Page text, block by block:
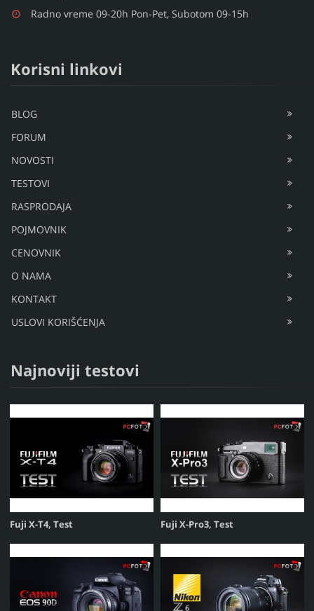
Radno vreme 09-20h Pon-Pet, Subotom 09-15h
Korisni linkovi
BLOG
FORUM
NOVOSTI
TESTOVI
RASPRODAJA
POJMOVNIK
CENOVNIK
O NAMA
KONTAKT
USLOVI KORIŠĆENJA
Najnoviji testovi
Fuji X-T4, Test Fuji X-Pro3, Test